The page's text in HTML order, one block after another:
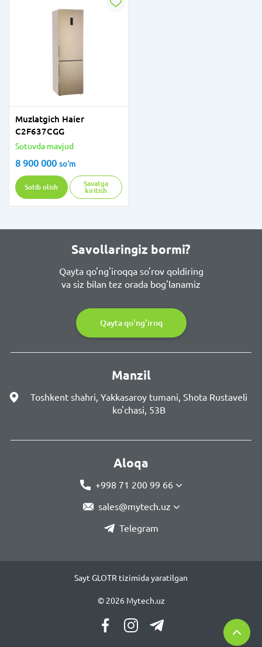
Muzlatgich Haier
C2F637CGG
Sotuvda mavjud
8 900 000 so'm
Sotib olish
Savatga
kiritish
Savollaringiz bormi?
Qayta qo'ng'iroqqa so'rov qoldiring
va siz bilan tez orada bog'lanamiz
Qayta qo'ng'iroq
Manzil
Toshkent shahri, Yakkasaroy tumani, Shota Rustaveli
ko'chasi, 53B
Aloqa
+998 71 200 99 66
sales@mytech.uz
Telegram
Sayt GLOTR tizimida yaratilgan
© 2026 Mytech.uz